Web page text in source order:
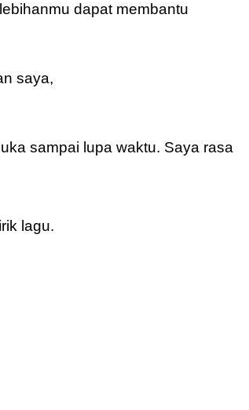
dapat membantu
saya,
sampai lupa waktu. Saya rasa
lagu.